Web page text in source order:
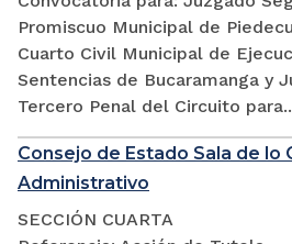
Promiscuo Municipal de
Cuarto Civil Municipal de
Sentencias de Bucaramanga y
Tercero Penal del Circuito
Consejo de Estado Sala de lo
Administrativo
SECCIÓN CUARTA